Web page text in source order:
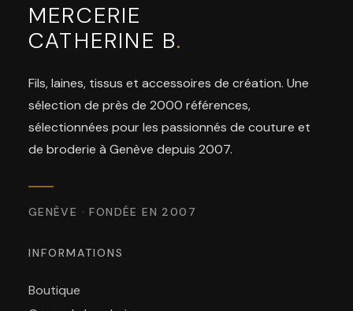
MERCERIE
CATHERINE B.
Fils, laines, tissus et accessoires de création. Une
sélection de près de 2000 références,
sélectionnées pour les passionnés de couture et
de broderie à Genève depuis 2007.
GENÈVE · FONDÉE EN 2007
INFORMATIONS
Boutique